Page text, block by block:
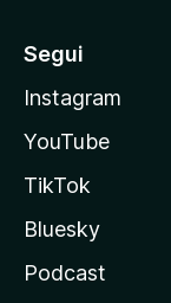
Segui
Instagram
YouTube
TikTok
Bluesky
Podcast